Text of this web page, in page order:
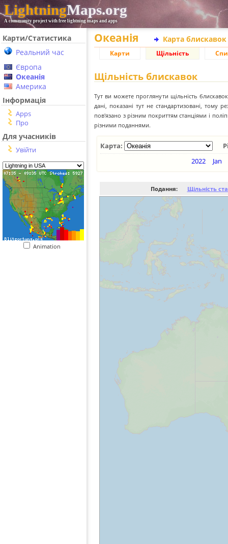
LightningMaps.org
A community project with free lightning maps and apps
Карти/Статистика
Реальний час
Європа
Океанія
Америка
Інформація
Apps
Про
Для учасників
Увійти
Animation
Океанія Карта
Карти Щільність
Щільність блискавок
Тут ви можете проглянути щільність
дані, показані тут не стандартизовані, тому
пов'язано з різним покриттям станціями і
різними поданнями.
Карта:
2022
Jan
Подання: Щільність